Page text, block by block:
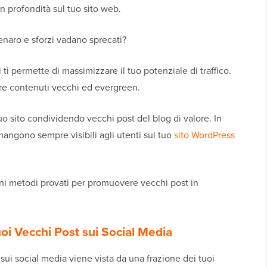
profondità sul tuo sito web.
e sforzi vadano sprecati?
permette di massimizzare il tuo potenziale di traffico.
contenuti vecchi ed evergreen.
sito condividendo vecchi post del blog di valore. In
sempre visibili agli utenti sul tuosito WordPress
metodi provati per promuovere vecchi post in
Vecchi Post sui Social Media
social media viene vista da una frazione dei tuoi